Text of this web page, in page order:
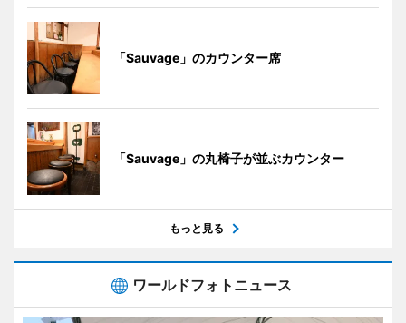
「Sauvage」のカウンター席
「Sauvage」の丸椅子が並ぶカウンター
もっと見る
ワールドフォトニュース